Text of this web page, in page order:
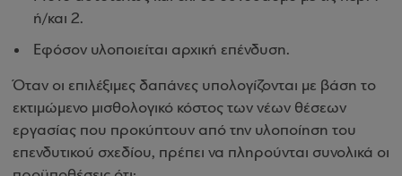
ή/και 2.
Εφόσον υλοποιείται αρχική επένδυση.
Όταν οι επιλέξιμες δαπάνες υπολογίζονται με βάση το
εκτιμώμενο μισθολογικό κόστος των νέων θέσεων
εργασίας που προκύπτουν από την υλοποίηση του
επενδυτικού σχεδίου, πρέπει να πληρούνται συνολικά οι